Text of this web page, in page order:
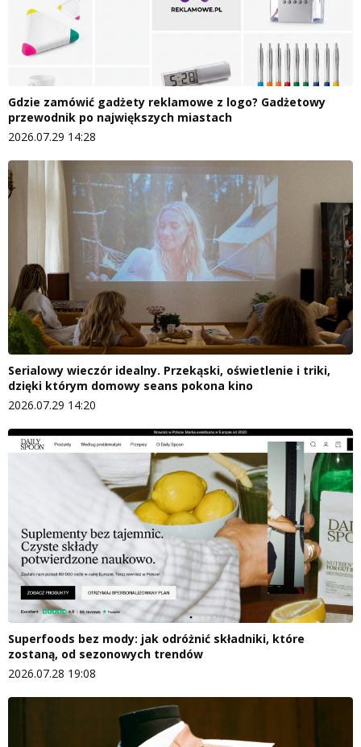
Gdzie zamówić gadżety reklamowe z logo? Gadżetowy
przewodnik po największych miastach
2026.07.29 14:28
Serialowy wieczór idealny. Przekąski, oświetlenie i triki,
dzięki którym domowy seans pokona kino
2026.07.29 14:20
Superfoods bez mody: jak odróżnić składniki, które
zostaną, od sezonowych trendów
2026.07.28 19:08